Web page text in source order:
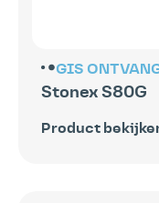
GIS
Stonex S80G
Product